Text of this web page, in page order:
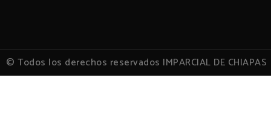
© Todos los derechos reservados IMPARCIAL DE CHIAPAS